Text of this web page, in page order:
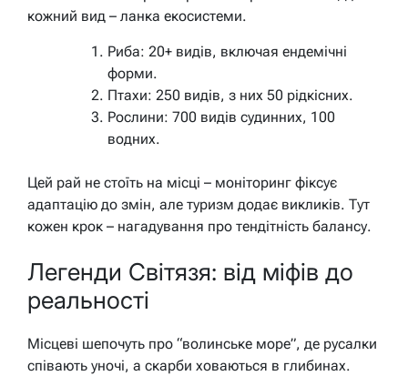
кожний вид – ланка екосистеми.
Риба: 20+ видів, включая ендемічні
форми.
Птахи: 250 видів, з них 50 рідкісних.
Рослини: 700 видів судинних, 100
водних.
Цей рай не стоїть на місці – моніторинг фіксує
адаптацію до змін, але туризм додає викликів. Тут
кожен крок – нагадування про тендітність балансу.
Легенди Світязя: від міфів до
реальності
Місцеві шепочуть про “волинське море”, де русалки
співають уночі, а скарби ховаються в глибинах.